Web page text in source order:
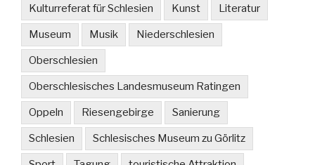
Kulturreferat für Schlesien Kunst Literatur
Museum Musik Niederschlesien
Oberschlesien
Oberschlesisches Landesmuseum Ratingen
Oppeln Riesengebirge Sanierung
Schlesien Schlesisches Museum zu Görlitz